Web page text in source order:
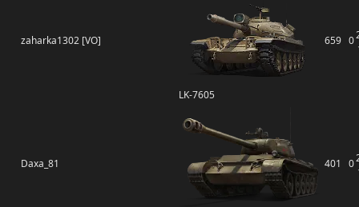
zaharka1302 [VO]
LK-7605
659 0
Daxa_81 401 0